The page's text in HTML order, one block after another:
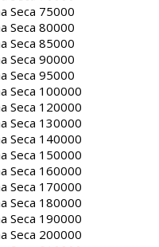
Seca 75000
Seca 80000
Seca 85000
Seca 90000
Seca 95000
Seca 100000
Seca 120000
Seca 130000
Seca 140000
Seca 150000
Seca 160000
Seca 170000
Seca 180000
Seca 190000
Seca 200000